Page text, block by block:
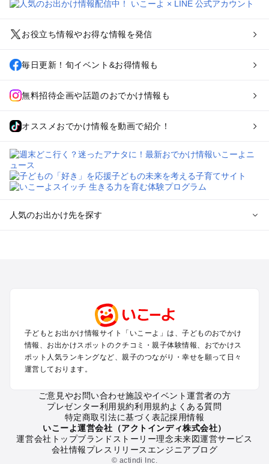
お役立ち情報やお得な情報を発信
毎日更新！旬イベント&お得情報も
無料招待企画や話題のおでかけ情報も
オススメおでかけ情報を動画で紹介！
人気のお出かけ先を探す
関西のプールおでかけ
中国･四国のプールおでかけ
九州･沖縄のプールおでかけ
定番お出かけスポット
牧場
子どもとお出かけ情報サイト「いこーよ」は、子どものおでかけ
情報、お出かけスポットのクチコミ・親子体験情報、おでかけス
ポット人気ランキングなど、親子のつながり・幸せを願って日々
運営しております。
ご意見やお問い合わせ施設やイベント運営者の方
プレゼンター利用規約利用規約よくある質問
特定商取引法に基づく表記採用情報
いこーよ運営会社（アクトインディ株式会社）
運営会社トップブランドストーリー理念未来図運営サービス
会社情報プレスリリース エンジニアブログ
© actindi Inc.